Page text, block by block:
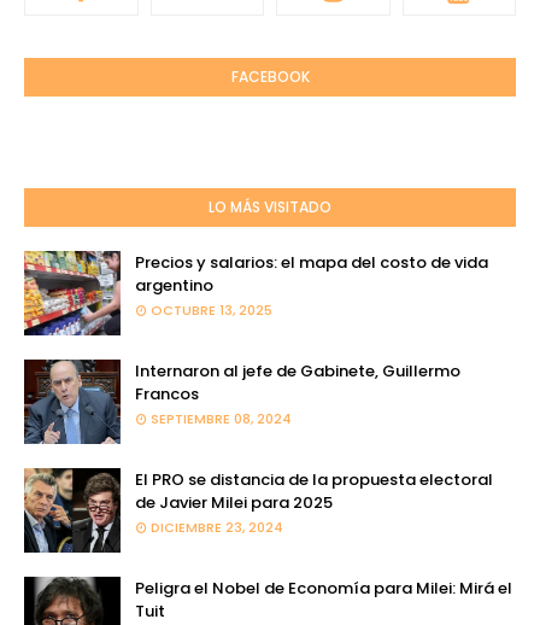
FACEBOOK
LO MÁS VISITADO
Precios y salarios: el mapa del costo de vida
argentino
OCTUBRE 13, 2025
Internaron al jefe de Gabinete, Guillermo
Francos
SEPTIEMBRE 08, 2024
El PRO se distancia de la propuesta electoral
de Javier Milei para 2025
DICIEMBRE 23, 2024
Peligra el Nobel de Economía para Milei: Mirá el
Tuit